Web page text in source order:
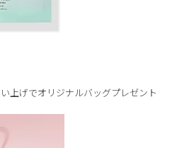
上げでオリジナルバッグプレゼント